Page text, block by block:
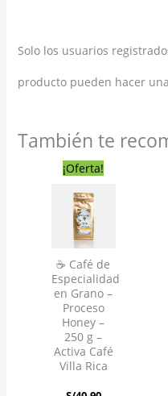
Solo los usuarios
producto pueden hacer
También te
¡Oferta!
☕ Café de
Especialidad
en Grano –
Proceso
Honey –
250 g –
Activa Café
Villa Rica
El
precio
era:
S/40.90.
El
precio